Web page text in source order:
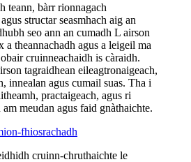
teann, bàrr rionnagach
structar seasmhach aig an
seo ann an cumadh L airson
a theannachadh agus a leigeil ma
cruinneachaidh is càraidh.
tagraidhean eileagtronaigeach,
innealan agus cumail suas. Tha i
practaigeach, agus ri
meudan agus faid gnàthaichte.
fhiosrachadh